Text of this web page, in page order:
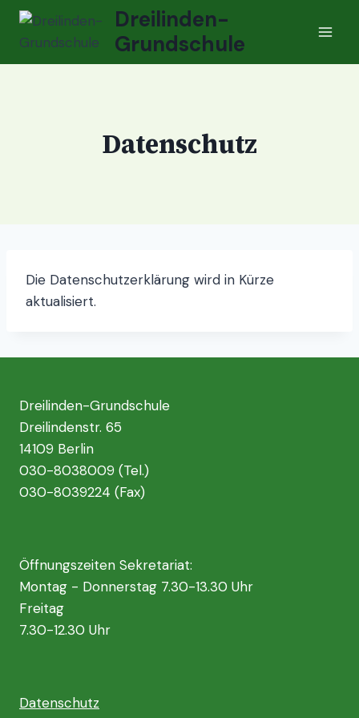
Zum
Inhalt
springen
Dreilinden-
Grundschule
Datenschutz
Die Datenschutzerklärung wird in Kürze
aktualisiert.
Dreilinden-Grundschule
Dreilindenstr. 65
14109 Berlin
030-8038009 (Tel.)
030-8039224 (Fax)
Öffnungszeiten Sekretariat:
Montag - Donnerstag 7.30-13.30 Uhr
Freitag
7.30-12.30 Uhr
Datenschutz